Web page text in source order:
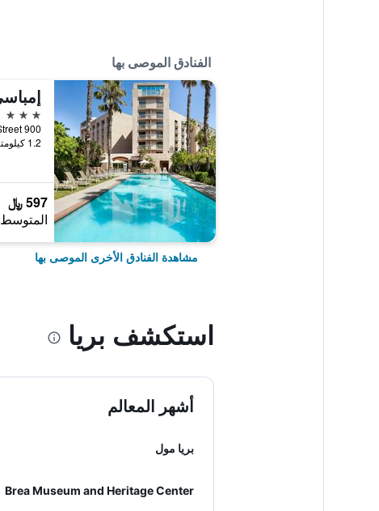
الفنادق الموصى بها
3 نجوم
1.2 كيلومتر عن وسط المدينة
597 ﷼
المتوسط
مشاهدة الفنادق الأخرى الموصى بها
استكشف بريا
أشهر المعالم
بريا مول
Brea Museum and Heritage Center